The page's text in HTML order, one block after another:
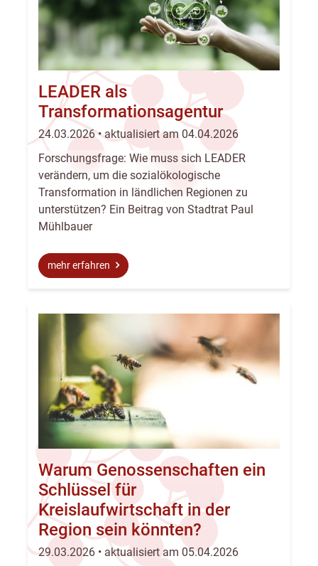
LEADER als
Transformationsagentur
24.03.2026 • aktualisiert am 04.04.2026
Forschungsfrage: Wie muss sich LEADER
verändern, um die sozialökologische
Transformation in ländlichen Regionen zu
unterstützen? Ein Beitrag von Stadtrat Paul
Mühlbauer
mehr erfahren
Warum Genossenschaften ein
Schlüssel für
Kreislaufwirtschaft in der
Region sein könnten?
29.03.2026 • aktualisiert am 05.04.2026